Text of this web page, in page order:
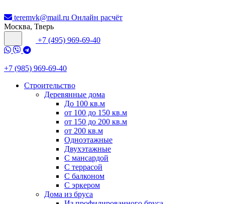
teremvk@mail.ru Онлайн расчёт
Москва, Тверь
+7 (495) 969-69-40
+7 (985) 969-69-40
Строительство
Деревянные дома
До 100 кв.м
от 100 до 150 кв.м
от 150 до 200 кв.м
от 200 кв.м
Одноэтажные
Двухэтажные
С мансардой
С террасой
С балконом
С эркером
Дома из бруса